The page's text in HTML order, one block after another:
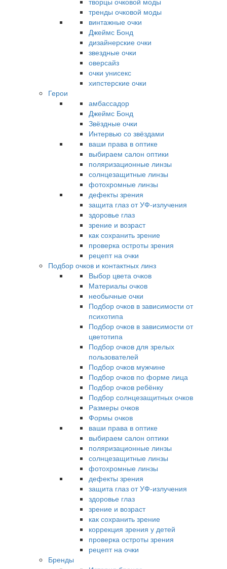
тренды очковой моды
винтажные очки
Джеймс Бонд
дизайнерские очки
звездные очки
оверсайз
очки унисекс
хипстерские очки
Герои
амбассадор
Джеймс Бонд
Звёздные очки
Интервью со звёздами
ваши права в оптике
выбираем салон оптики
поляризационные линзы
солнцезащитные линзы
фотохромные линзы
дефекты зрения
защита глаз от УФ-излучения
здоровье глаз
зрение и возраст
как сохранить зрение
проверка остроты зрения
рецепт на очки
Подбор очков и контактных линз
Выбор цвета очков
Материалы очков
необычные очки
Подбор очков в зависимости от
психотипа
Подбор очков в зависимости от
цветотипа
Подбор очков для зрелых
пользователей
Подбор очков мужчине
Подбор очков по форме лица
Подбор очков ребёнку
Подбор солнцезащитных очков
Размеры очков
Формы очков
ваши права в оптике
выбираем салон оптики
поляризационные линзы
солнцезащитные линзы
фотохромные линзы
дефекты зрения
защита глаз от УФ-излучения
здоровье глаз
зрение и возраст
как сохранить зрение
коррекция зрения у детей
проверка остроты зрения
рецепт на очки
Бренды